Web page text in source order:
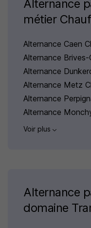
Alternance
métier
Alternance Caen
Alternance
Alternance
Alternance Metz
Alternance
Alternance
Voir plus
Alternance
domaine